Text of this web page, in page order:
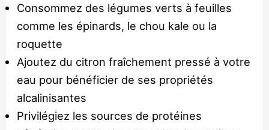
Consommez des légumes verts à feuilles
comme les épinards, le chou kale ou la
roquette
Ajoutez du citron fraîchement pressé à votre
eau pour bénéficier de ses propriétés
alcalinisantes
Privilégiez les sources de protéines